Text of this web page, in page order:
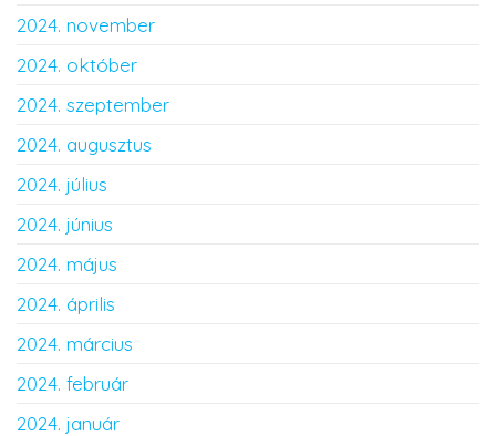
2024. november
2024. október
2024. szeptember
2024. augusztus
2024. július
2024. június
2024. május
2024. április
2024. március
2024. február
2024. január